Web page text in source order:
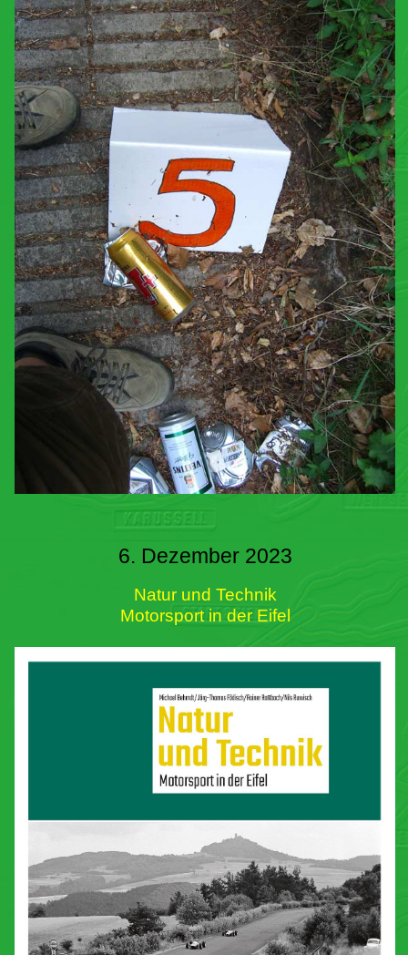
6. Dezember 2023
Natur und Technik
Motorsport in der Eifel